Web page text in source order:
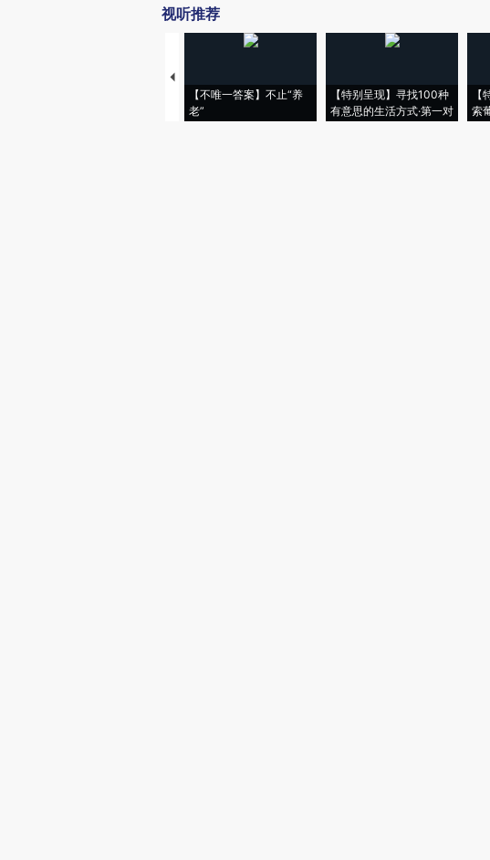
视听推荐
【不唯一答案】不止“养
老”
【特别呈现】寻找100种
有意思的生活方式·第一对
索